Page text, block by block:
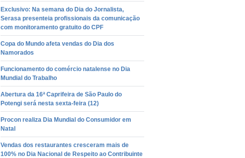
Exclusivo: Na semana do Dia do Jornalista,
Serasa presenteia profissionais da comunicação
com monitoramento gratuito do CPF
Copa do Mundo afeta vendas do Dia dos
Namorados
Funcionamento do comércio natalense no Dia
Mundial do Trabalho
Abertura da 16ª Caprifeira de São Paulo do
Potengi será nesta sexta-feira (12)
Procon realiza Dia Mundial do Consumidor em
Natal
Vendas dos restaurantes cresceram mais de
100% no Dia Nacional de Respeito ao Contribuinte